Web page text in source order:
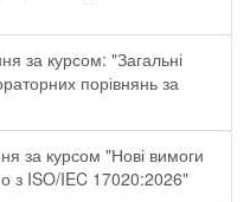
за курсом: "Загальні
порівнянь за
за курсом "Нові вимоги
з ISO/IEC 17020:2026"